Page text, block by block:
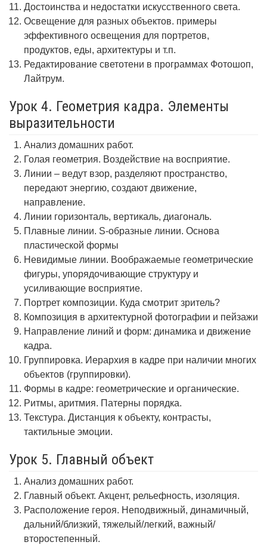
Достоинства и недостатки искусственного света.
Освещение для разных объектов. примеры
эффективного освещения для портретов,
продуктов, еды, архитектуры и т.п.
Редактирование светотени в программах Фотошоп,
Лайтрум.
Урок 4. Геометрия кадра. Элементы
выразительности
Анализ домашних работ.
Голая геометрия. Воздействие на восприятие.
Линии – ведут взор, разделяют пространство,
передают энергию, создают движение,
направление.
Линии горизонталь, вертикаль, диагональ.
Плавные линии. S-образные линии. Основа
пластической формы
Невидимые линии. Воображаемые геометрические
фигуры, упорядочивающие структуру и
усиливающие восприятие.
Портрет композиции. Куда смотрит зритель?
Композиция в архитектурной фотографии и пейзажи
Направление линий и форм: динамика и движение
кадра.
Группировка. Иерархия в кадре при наличии многих
объектов (группировки).
Формы в кадре: геометрические и органические.
Ритмы, аритмия. Патерны порядка.
Текстура. Дистанция к объекту, контрасты,
тактильные эмоции.
Урок 5. Главный объект
Анализ домашних работ.
Главный объект. Акцент, рельефность, изоляция.
Расположение героя. Неподвижный, динамичный,
дальний/близкий, тяжелый/легкий, важный/
второстепенный.